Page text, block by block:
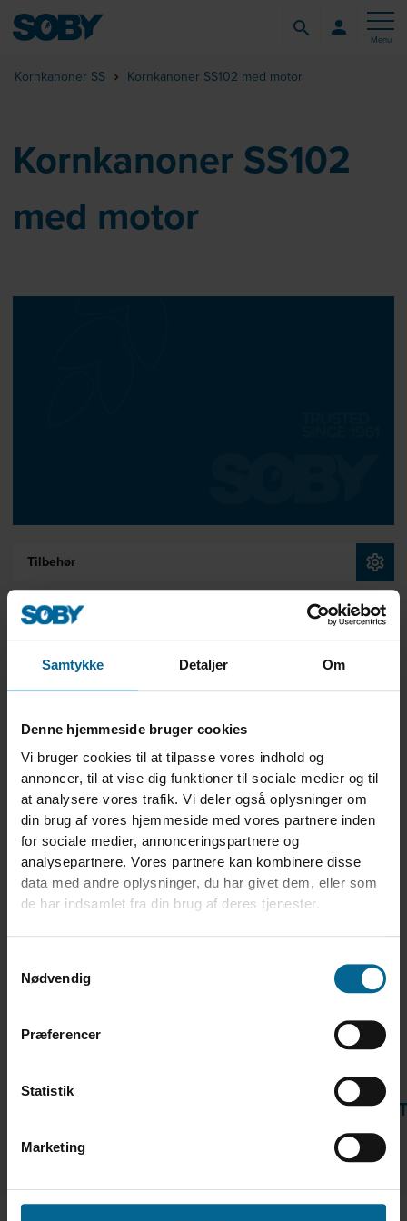
Samtykke Detaljer Om
Denne hjemmeside bruger cookies
Vi bruger cookies til at tilpasse vores indhold og
annoncer, til at vise dig funktioner til sociale medier og til
at analysere vores trafik. Vi deler også oplysninger om
din brug af vores hjemmeside med vores partnere inden
for sociale medier, annonceringspartnere og
analysepartnere. Vores partnere kan kombinere disse
data med andre oplysninger, du har givet dem, eller som
de har indsamlet fra din brug af deres tjenester.
Nødvendig
Præferencer
Statistik
Marketing
Menu
Kornkanoner SS Kornkanoner SS102 med motor
Kornkanoner SS102
med motor
Tilbehør
Reservedele
30130001 KORNKANON SS102 3,85M OG 1,5KW MOTOR
30140001 KORNKANON SS102 4,85M OG 1,5KW MOTOR
Længde: 4,85 m. Max Effekt: 1,50 kW
30150001 KORNKANON SS102 5,85M OG 1,5 KW MOTOR
Længde: Max Effekt:
30160001 KORNKANON SS102 6,85M OG 2,2KW MOTOR
Længde: 6,85 m. Max Effekt: 2,20 kW
webshopProductCategoryShowAllProduct
30260000
SNEGLEFOD